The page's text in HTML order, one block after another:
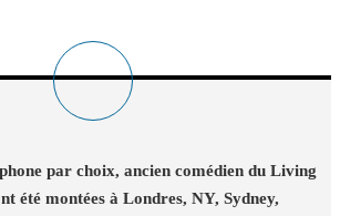
par choix, ancien comédien du Living
été montées à Londres, NY, Sydney,